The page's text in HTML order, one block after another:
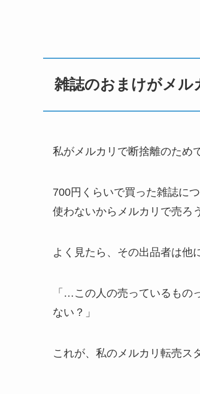
雑誌のおまけがメル
私がメルカリで断捨離のため
700円くらいで買った雑誌に
使わないからメルカリで売ろ
よく見たら、その出品者は他
「…この人の売っているもの
ない？」
これが、私のメルカリ転売ス